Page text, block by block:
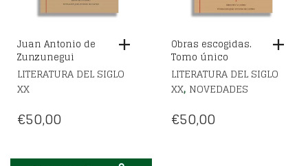
Juan Antonio de
Zunzunegui
LITERATURA DEL SIGLO
XX
€50,00
Obras escogidas.
Tomo único
LITERATURA DEL SIGLO
XX, NOVEDADES
€50,00